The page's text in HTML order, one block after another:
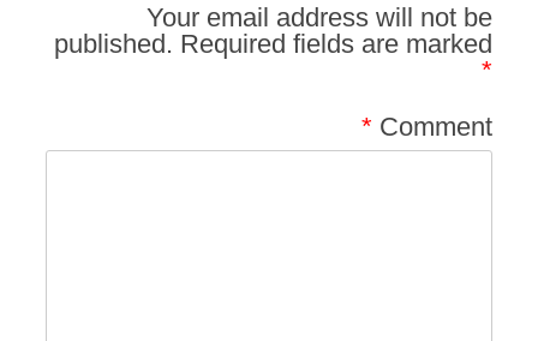
Your email address will not be
published. Required fields are marked
*
Comment
*